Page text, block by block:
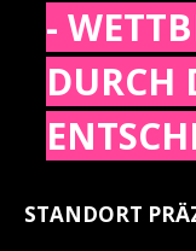
-
DURCH
STANDORT